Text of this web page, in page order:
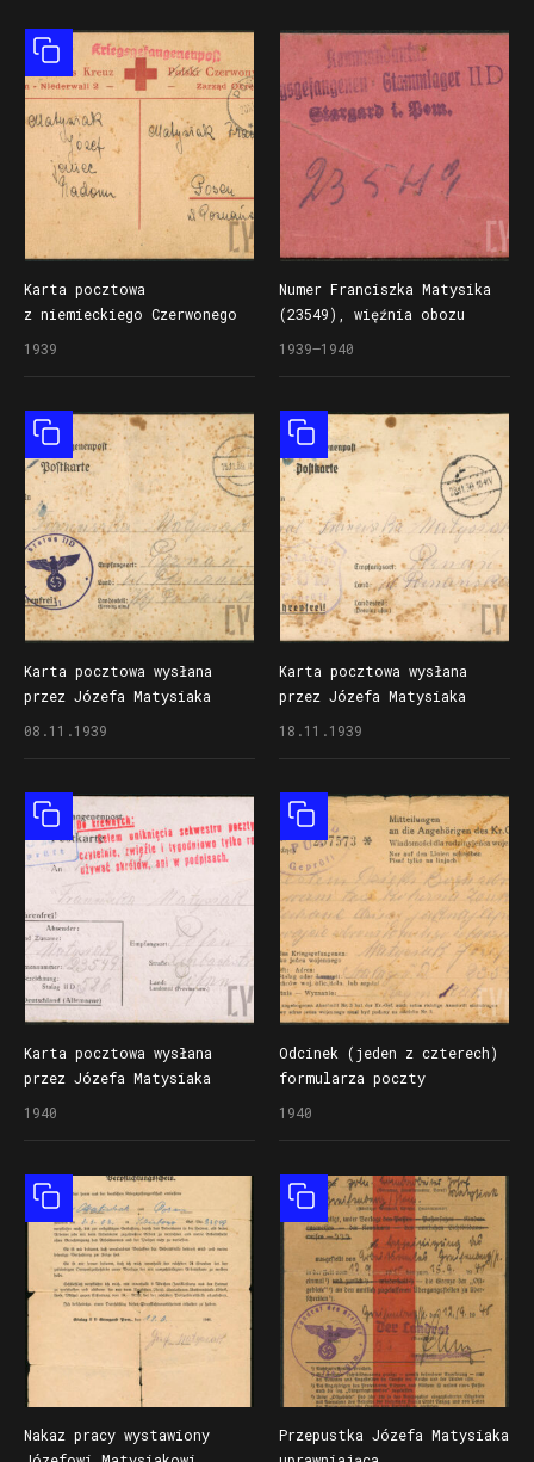
Obiekt złożony
Karta pocztowa
z niemieckiego Czerwonego
Krzyża z informacją
w Radomiu
1939
Numer Franciszka Matysika
(23549), więźnia obozu
jenieckiego Stalag II D
1939–1940
Obiekt złożony
Karta pocztowa wysłana
przez Józefa Matysiaka
do żony Franciszki z obozu
(dzisiaj Stargard)
08.11.1939
Obiekt złożony
Karta pocztowa wysłana
przez Józefa Matysiaka
do żony Franciszki z obozu
(dzisiaj Stargard)
18.11.1939
Obiekt złożony
Karta pocztowa wysłana
przez Józefa Matysiaka
do żony Franciszki z obozu
(dzisiaj Stargard)
1940
Obiekt złożony
Odcinek (jeden z czterech)
formularza poczty
jenieckiej z wiadomością
ze Stalagu II D
w Stargardzie Pomorskim
(dzisiaj Stargard)
1940
Obiekt złożony
Nakaz pracy wystawiony
Obiekt złożony
Przepustka Józefa Matysiaka